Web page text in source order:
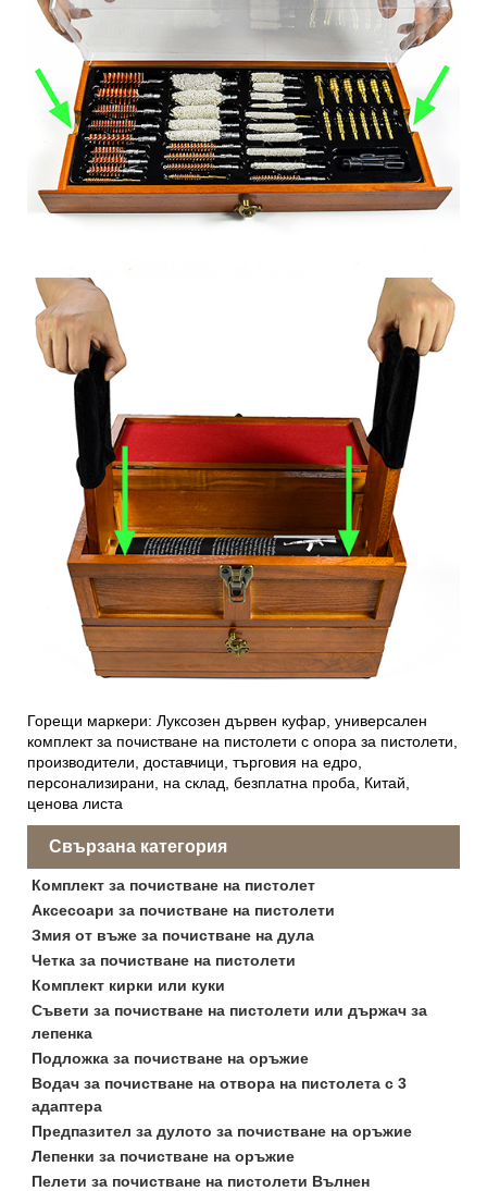
Горещи маркери: Луксозен дървен куфар, универсален
комплект за почистване на пистолети с опора за пистолети,
производители, доставчици, търговия на едро,
персонализирани, на склад, безплатна проба, Китай,
ценова листа
Свързана категория
Комплект за почистване на пистолет
Аксесоари за почистване на пистолети
Змия от въже за почистване на дула
Четка за почистване на пистолети
Комплект кирки или куки
Съвети за почистване на пистолети или държач за
лепенка
Подложка за почистване на оръжие
Водач за почистване на отвора на пистолета с 3
адаптера
Предпазител за дулото за почистване на оръжие
Лепенки за почистване на оръжие
Пелети за почистване на пистолети Вълнен